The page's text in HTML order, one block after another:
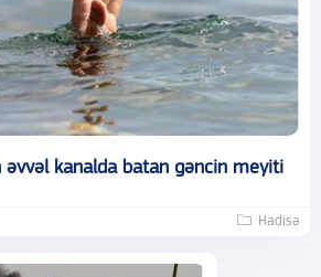
əvvəl kanalda batan gəncin meyiti
Hadisə